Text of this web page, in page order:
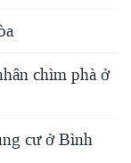
chìm phà ở
cư ở Bình